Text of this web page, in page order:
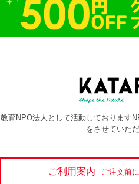
教育NPO法人として活動しております
をさせていた
ご利用案内 ご注文前